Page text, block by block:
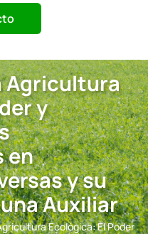
Agricultura
y
en
y su
Auxiliar
Ecológica: El Poder